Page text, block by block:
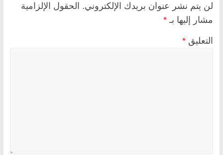
لن يتم نشر عنوان بريدك الإلكتروني. الحقول الإلزامية
مشار إليها بـ *
التعليق *